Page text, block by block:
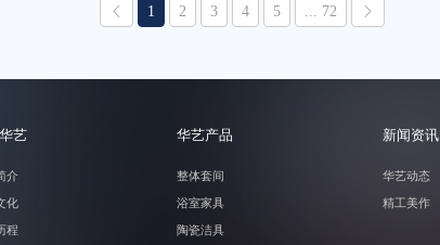
1 2 3 4 5 ... 72
艺
介
化
程
华艺产品
整体套间
浴室家具
陶瓷洁具
新闻资讯
华艺动态
精工美作